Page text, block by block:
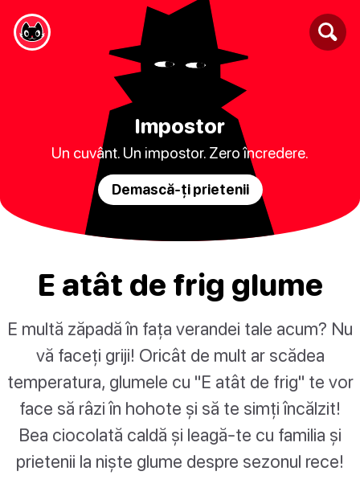
Impostor
Un cuvânt. Un impostor. Zero încredere.
Demască-ți prietenii
E atât de frig glume
E multă zăpadă în fața verandei tale acum? Nu
vă faceți griji! Oricât de mult ar scădea
temperatura, glumele cu "E atât de frig" te vor
face să râzi în hohote și să te simți încălzit!
Bea ciocolată caldă și leagă-te cu familia și
prietenii la niște glume despre sezonul rece!